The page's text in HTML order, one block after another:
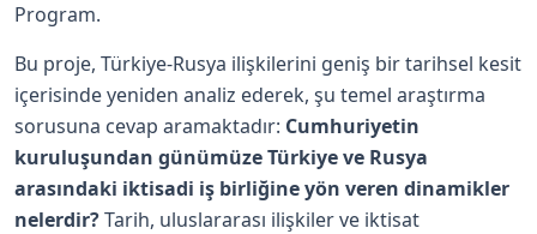
Program.
Bu proje, Türkiye-Rusya ilişkilerini geniş bir tarihsel kesit
içerisinde yeniden analiz ederek, şu temel araştırma
sorusuna cevap aramaktadır: Cumhuriyetin
kuruluşundan günümüze Türkiye ve Rusya
arasındaki iktisadi iş birliğine yön veren dinamikler
nelerdir?Tarih, uluslararası ilişkiler ve iktisat